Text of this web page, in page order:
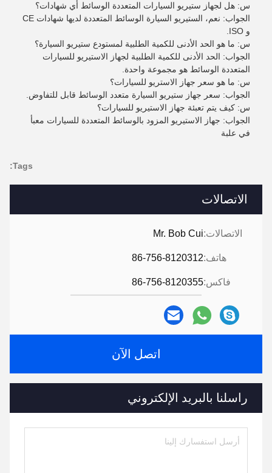
الاتصالات
الاتصالات:Mr. Bob Cui
هاتف:86-756-8120312
فاكس:86-756-8120355
اتصل الآن
راسلنا بالبريد الإلكتروني
س: هل لجهاز ستيريو السيارات المتعددة الوسائط أي شهادات؟
الجواب: نعم، الستيريو السيارة الوسائط المتعددة لديها شهادات CE
و ISO.
س: ما هو الحد الأدنى للكمية الطلبية لمستودع ستيريو السيارة؟
الجواب: الحد الأدنى للكمية الطلبية لجهاز الاستيريو للسيارات
المتعددة الوسائط هو مجموعة واحدة.
س: ما هو سعر جهاز الاستريو للسيارات؟
الجواب: سعر جهاز ستيريو السيارة متعدد الوسائط قابل للتفاوض.
س: كيف يتم تعبئة جهاز الاستيريو للسيارات؟
الجواب: جهاز الاستيريو المزود بالوسائط المتعددة للسيارات معبأ
في علبة
Tags: